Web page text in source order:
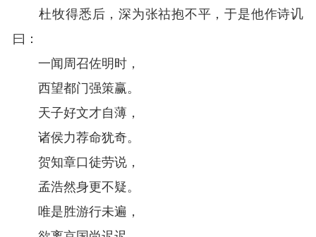
杜牧得悉后，深为张祜抱不平，于是他作诗讥
曰：
一闻周召佐明时，
西望都门强策赢。
天子好文才自薄，
诸侯力荐命犹奇。
贺知章口徒劳说，
孟浩然身更不疑。
唯是胜游行未遍，